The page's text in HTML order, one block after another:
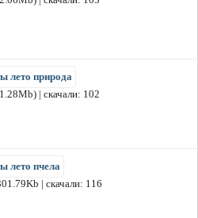
лето природа
| скачали: 102
лето пчела
| скачали: 116